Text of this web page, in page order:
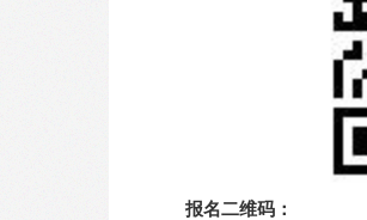
报名二维码：